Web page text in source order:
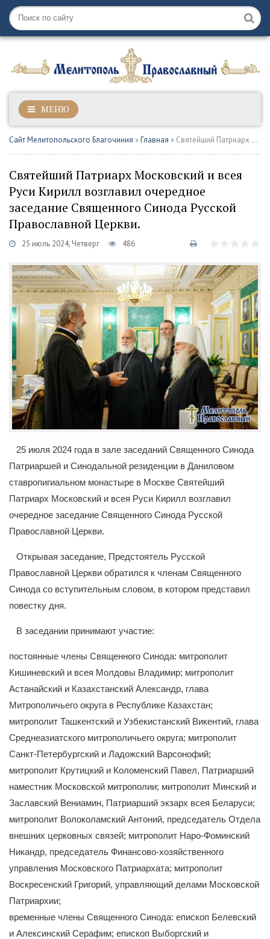
МЕНЮ
Сайт Мелитопольского Благочиния »Главная » Святейший Патриарх Московский и всея Руси Кирилл возглавил очередное заседание Священного Синода Русской Православной Церкви.
Святейший Патриарх Московский и всея
Руси Кирилл возглавил очередное
заседание Священного Синода Русской
Православной Церкви.
25 июль 2024, Четверг 486
25 июля 2024 года в зале заседаний Священного Синода
Патриаршей и Синодальной резиденции в Даниловом
ставропигиальном монастыре в Москве Святейший
Патриарх Московский и всея Руси Кирилл возглавил
очередное заседание Священного Синода Русской
Православной Церкви.
Открывая заседание, Предстоятель Русской
Православной Церкви обратился к членам Священного
Синода со вступительным словом, в котором представил
повестку дня.
В заседании принимают участие:
постоянные члены Священного Синода: митрополит
Кишиневский и всея Молдовы Владимир; митрополит
Астанайский и Казахстанский Александр, глава
Митрополичьего округа в Республике Казахстан;
митрополит Ташкентский и Узбекистанский Викентий, глава
Среднеазиатского митрополичьего округа; митрополит
Санкт-Петербургский и Ладожский Варсонофий;
митрополит Крутицкий и Коломенский Павел, Патриарший
наместник Московской митрополии; митрополит Минский и
Заславский Вениамин, Патриарший экзарх всея Беларуси;
митрополит Волоколамский Антоний, председатель Отдела
внешних церковных связей; митрополит Наро-Фоминский
Никандр, председатель Финансово-хозяйственного
управления Московского Патриархата; митрополит
Воскресенский Григорий, управляющий делами Московской
Патриархии;
временные члены Священного Синода: епископ Белевский
и Алексинский Серафим; епископ Выборгский и